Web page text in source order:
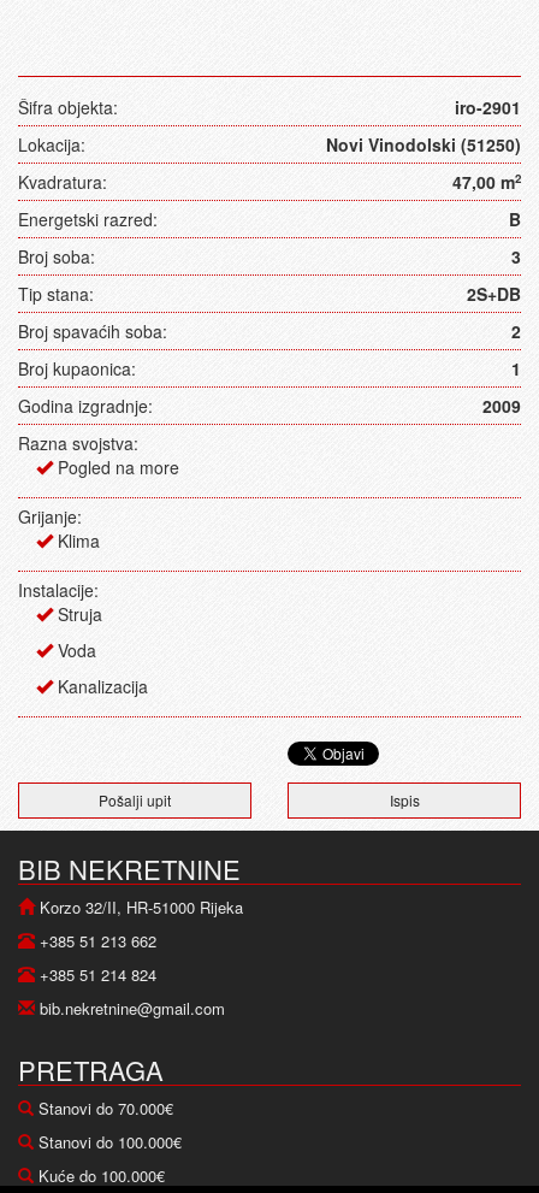
Šifra objekta:
iro-2901
Lokacija:
Novi Vinodolski (51250)
Kvadratura:
47,00 m2
Energetski razred:
B
Broj soba:
3
Tip stana:
2S+DB
Broj spavaćih soba:
2
Broj kupaonica:
1
Godina izgradnje:
2009
Razna svojstva:
Pogled na more
Grijanje:
Klima
Instalacije:
Struja
Voda
Kanalizacija
Pošalji upit Ispis
BIB NEKRETNINE
Korzo 32/II, HR-51000 Rijeka
+385 51 213 662
+385 51 214 824
bib.nekretnine@gmail.com
PRETRAGA
Stanovi do 70.000€
Stanovi do 100.000€
Kuće do 100.000€